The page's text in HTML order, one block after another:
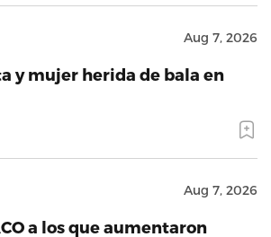
Aug 7, 2026
y mujer herida de bala en
Aug 7, 2026
a los que aumentaron